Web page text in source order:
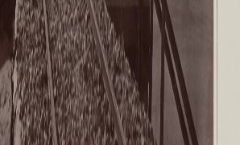
искусство
XVIII – первой половины XIX вв.
второй половины XIX века -
XVIII – начала XX вв.
XX – XXI вв.